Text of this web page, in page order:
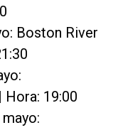
Boston River
Hora: 19:00